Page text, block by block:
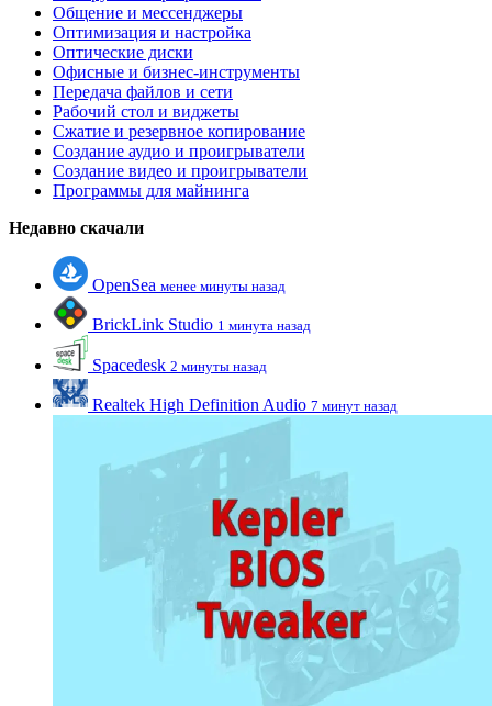
Общение и мессенджеры
Оптимизация и настройка
Оптические диски
Офисные и бизнес-инструменты
Передача файлов и сети
Рабочий стол и виджеты
Сжатие и резервное копирование
Создание аудио и проигрыватели
Создание видео и проигрыватели
Программы для майнинга
Недавно скачали
OpenSea менее минуты назад
BrickLink Studio 1 минута назад
Spacedesk 2 минуты назад
Realtek High Definition Audio 7 минут назад